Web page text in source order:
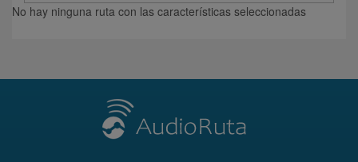
No hay ninguna ruta con las características seleccionadas